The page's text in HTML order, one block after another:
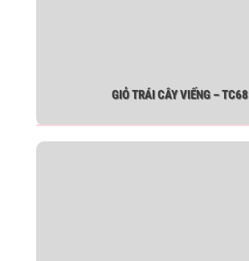
GIỎ TRÁI CÂY VIẾNG – TC68